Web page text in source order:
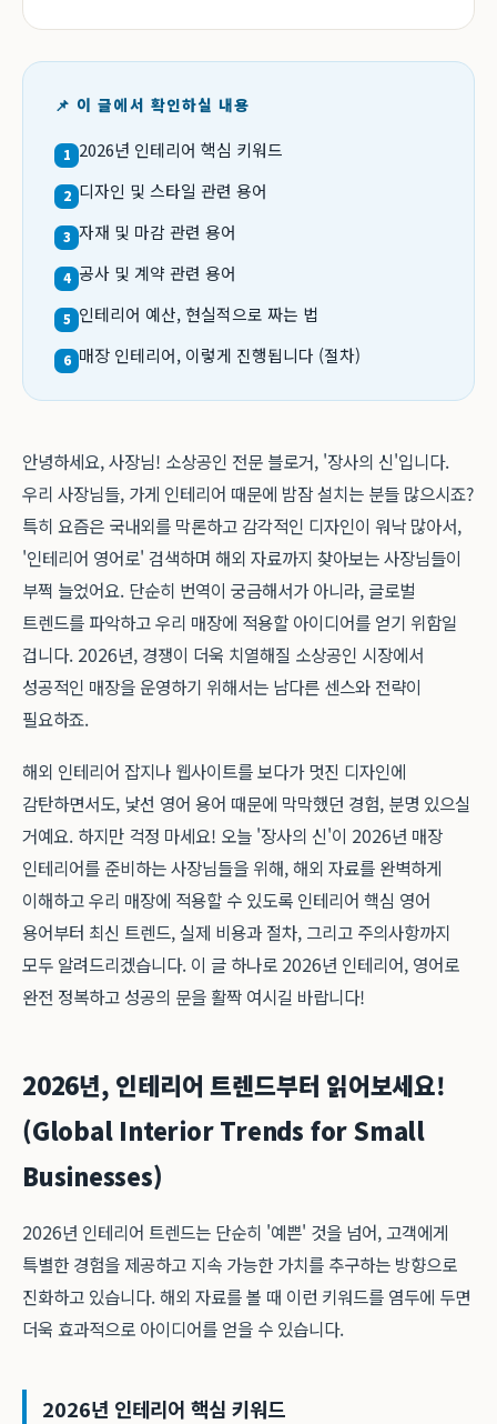
📌 이 글에서 확인하실 내용
1 2026년 인테리어 핵심 키워드
2 디자인 및 스타일 관련 용어
3 자재 및 마감 관련 용어
4 공사 및 계약 관련 용어
5 인테리어 예산, 현실적으로 짜는 법
6 매장 인테리어, 이렇게 진행됩니다 (절차)
안녕하세요, 사장님! 소상공인 전문 블로거, '장사의 신'입니다.
우리 사장님들, 가게 인테리어 때문에 밤잠 설치는 분들 많으시죠?
특히 요즘은 국내외를 막론하고 감각적인 디자인이 워낙 많아서,
'인테리어 영어로' 검색하며 해외 자료까지 찾아보는 사장님들이
부쩍 늘었어요. 단순히 번역이 궁금해서가 아니라, 글로벌
트렌드를 파악하고 우리 매장에 적용할 아이디어를 얻기 위함일
겁니다. 2026년, 경쟁이 더욱 치열해질 소상공인 시장에서
성공적인 매장을 운영하기 위해서는 남다른 센스와 전략이
필요하죠.
해외 인테리어 잡지나 웹사이트를 보다가 멋진 디자인에
감탄하면서도, 낯선 영어 용어 때문에 막막했던 경험, 분명 있으실
거예요. 하지만 걱정 마세요! 오늘 '장사의 신'이 2026년 매장
인테리어를 준비하는 사장님들을 위해, 해외 자료를 완벽하게
이해하고 우리 매장에 적용할 수 있도록 인테리어 핵심 영어
용어부터 최신 트렌드, 실제 비용과 절차, 그리고 주의사항까지
모두 알려드리겠습니다. 이 글 하나로 2026년 인테리어, 영어로
완전 정복하고 성공의 문을 활짝 여시길 바랍니다!
2026년, 인테리어 트렌드부터 읽어보세요!
(Global Interior Trends for Small
Businesses)
2026년 인테리어 트렌드는 단순히 '예쁜' 것을 넘어, 고객에게
특별한 경험을 제공하고 지속 가능한 가치를 추구하는 방향으로
진화하고 있습니다. 해외 자료를 볼 때 이런 키워드를 염두에 두면
더욱 효과적으로 아이디어를 얻을 수 있습니다.
2026년 인테리어 핵심 키워드